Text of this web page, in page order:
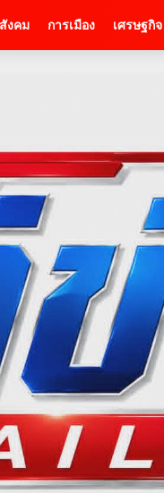
สังคม การเมือง เศรษฐกิจ